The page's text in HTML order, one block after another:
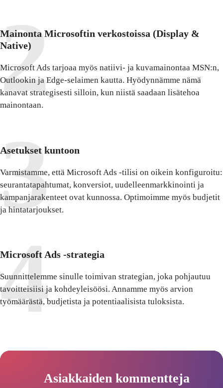
Mainonta Microsoftin verkostoissa (Display &
Native)
Microsoft Ads tarjoaa myös natiivi- ja kuvamainontaa MSN:n,
Outlookin ja Edge-selaimen kautta. Hyödynnämme nämä
kanavat strategisesti silloin, kun niistä saadaan lisätehoa
mainontaan.
Asetukset kuntoon
Varmistamme, että Microsoft Ads -tilisi on oikein konfiguroitu:
seurantatapahtumat, konversiot, uudelleenmarkkinointi ja
kampanjarakenteet ovat kunnossa. Optimoimme myös budjetit
ja hintatarjoukset.
Microsoft Ads -strategia
Suunnittelemme sinulle toimivan strategian, joka pohjautuu
tavoitteisiisi ja kohdeyleisöösi. Annamme myös arvion
työmäärästä, budjetista ja potentiaalisista tuloksista.
Asiakkaiden kommentteja